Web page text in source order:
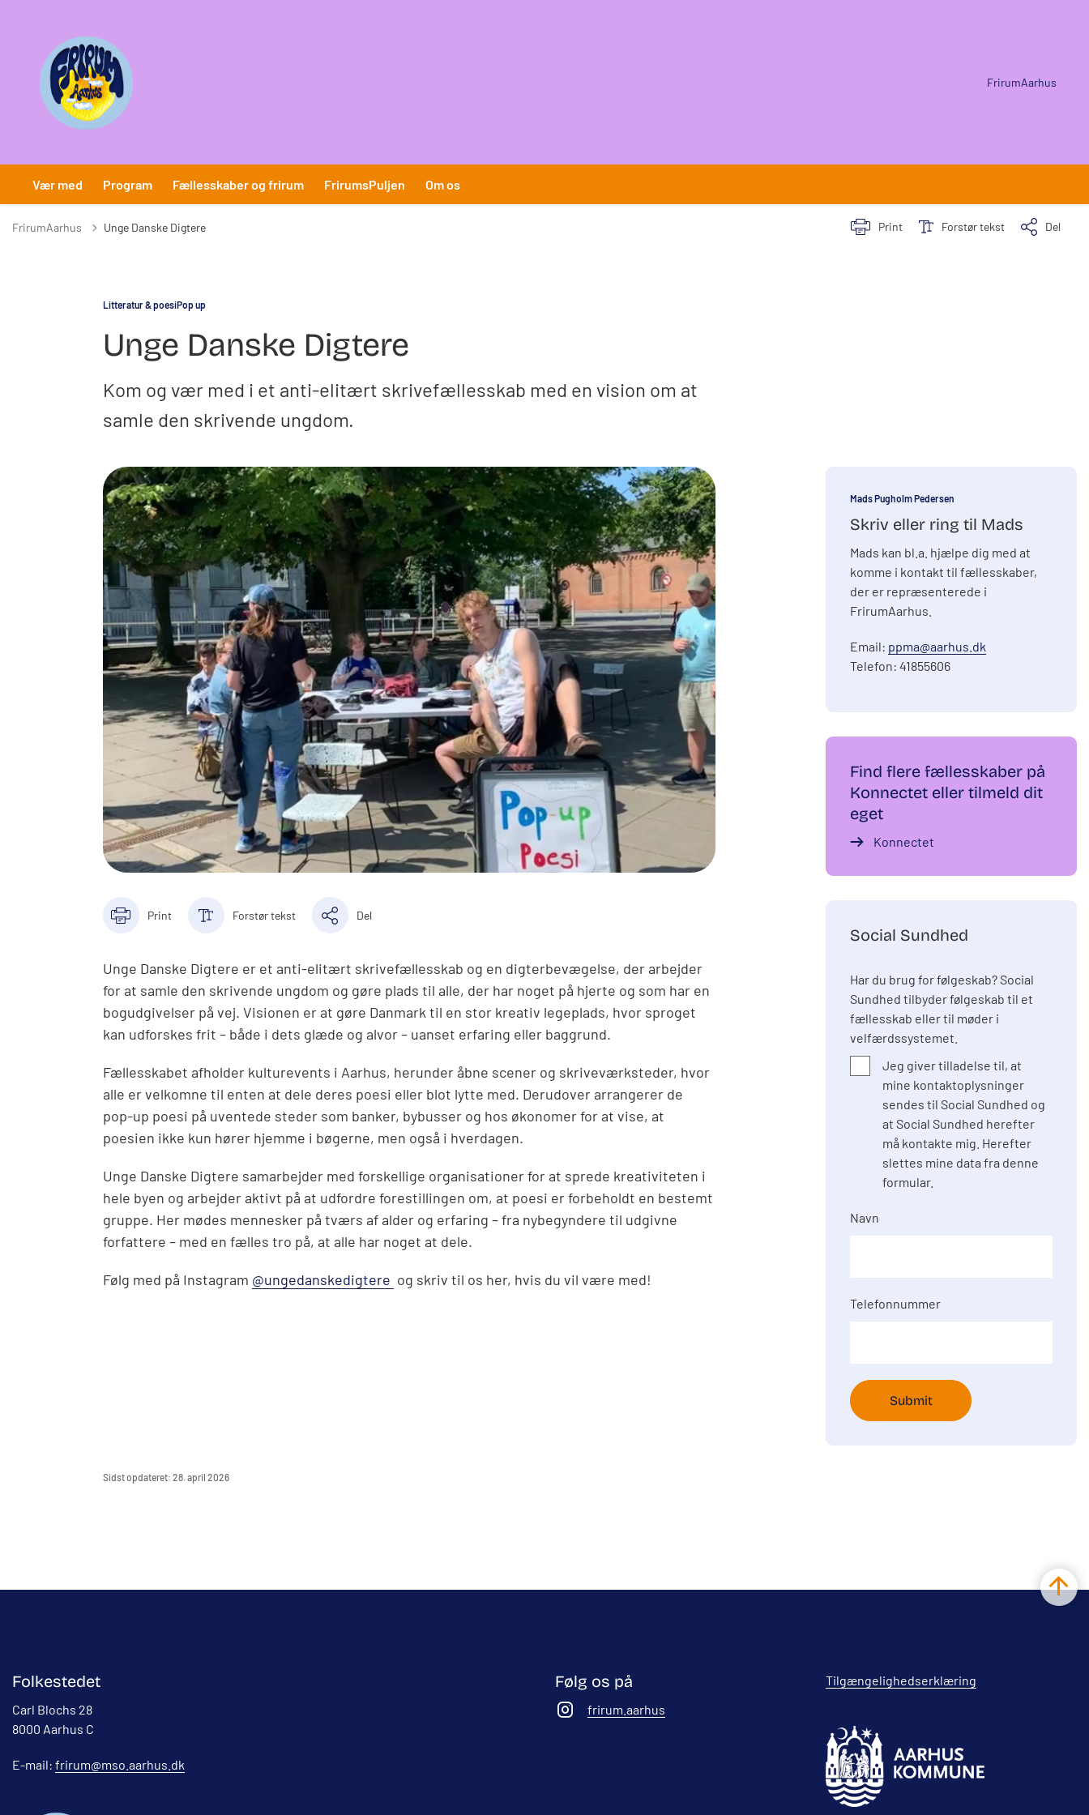
FrirumAarhus
Vær med Program Fællesskaber og frirum FrirumsPuljen Om os
FrirumAarhus Unge Danske Digtere Print Forstør tekst Del
Litteratur & poesiPop up
Unge Danske Digtere
Kom og vær med i et anti-elitært skrivefællesskab med en vision om at
samle den skrivende ungdom.
Print Forstør tekst Del
Unge Danske Digtere er et anti-elitært skrivefællesskab og en digterbevægelse, der arbejder
for at samle den skrivende ungdom og gøre plads til alle, der har noget på hjerte og som har en
bogudgivelser på vej. Visionen er at gøre Danmark til en stor kreativ legeplads, hvor sproget
kan udforskes frit – både i dets glæde og alvor – uanset erfaring eller baggrund.
Fællesskabet afholder kulturevents i Aarhus, herunder åbne scener og skriveværksteder, hvor
alle er velkomne til enten at dele deres poesi eller blot lytte med. Derudover arrangerer de
pop-up poesi på uventede steder som banker, bybusser og hos økonomer for at vise, at
poesien ikke kun hører hjemme i bøgerne, men også i hverdagen.
Unge Danske Digtere samarbejder med forskellige organisationer for at sprede kreativiteten i
hele byen og arbejder aktivt på at udfordre forestillingen om, at poesi er forbeholdt en bestemt
gruppe. Her mødes mennesker på tværs af alder og erfaring – fra nybegyndere til udgivne
forfattere – med en fælles tro på, at alle har noget at dele.
Følg med på Instagram @ungedanskedigtere og skriv til os her, hvis du vil være med!
Mads Pugholm Pedersen
Skriv eller ring til Mads
Mads kan bl.a. hjælpe dig med at
komme i kontakt til fællesskaber,
der er repræsenterede i
FrirumAarhus.
Email: ppma@aarhus.dk
Telefon: 41855606
Find flere fællesskaber på
Konnectet eller tilmeld dit
eget
Konnectet
Social Sundhed
Har du brug for følgeskab? Social
Sundhed tilbyder følgeskab til et
fællesskab eller til møder i
velfærdssystemet.
Jeg giver tilladelse til, at
mine kontaktoplysninger
sendes til Social Sundhed og
at Social Sundhed herefter
må kontakte mig. Herefter
slettes mine data fra denne
formular.
Navn
Telefonnummer
Sidst opdateret: 28. april 2026
Folkestedet
Carl Blochs 28
8000 Aarhus C
E-mail: frirum@mso.aarhus.dk
Følg os på
frirum.aarhus
Tilgængelighedserklæring